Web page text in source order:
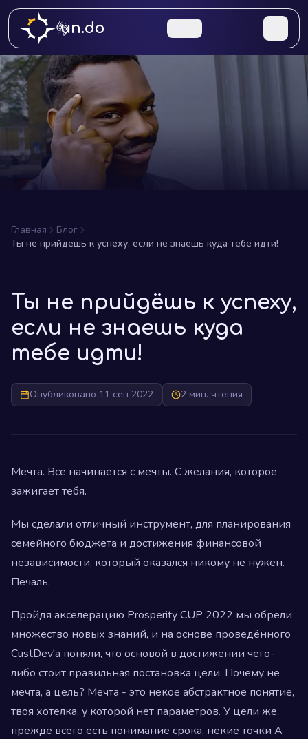
un.do
Главная
Блог
Ты не прийдёшь к успеху, если не знаешь куда тебе идти!
Ты не прийдёшь к успеху,
если не знаешь куда
тебе идти!
Опубликовано 11 сен 2022 2 мин. чтения
Мечта. Всё начинается с мечты. С желания, которое
зажигает тебя.
Мы сделали отличный инструмент, для планирования
семейного бюджета и достижения финансовой
независимости, который оказался никому не нужен.
Печаль.
Пройдя акселерацию Prosperity CUP 2022 мы обрели
множество новых знаний, и на основе проведённого
CustDev'а поняли, что основой в достижении чего-
либо стоит правильная постановка цели. Почему не
мечта, а цель? Мечта - это некое абстрактное понятие,
твоя хотелка, у которой нет параметров. У цели же,
прежде всего есть понимание срока, некие точки А